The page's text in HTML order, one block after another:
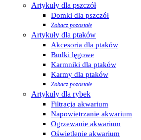
Artykuły dla pszczół
Domki dla pszczół
Zobacz pozostałe
Artykuły dla ptaków
Akcesoria dla ptaków
Budki lęgowe
Karmniki dla ptaków
Karmy dla ptaków
Zobacz pozostałe
Artykuły dla rybek
Filtracja akwarium
Napowietrzanie akwarium
Ogrzewanie akwarium
Oświetlenie akwarium